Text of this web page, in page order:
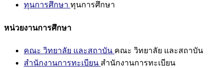
ทุนการศึกษา ทุนการศึกษา
หน่วยงานการศึกษา
คณะ วิทยาลัย และสถาบัน คณะ วิทยาลัย และสถาบัน
สำนักงานการทะเบียน สำนักงานการทะเบียน